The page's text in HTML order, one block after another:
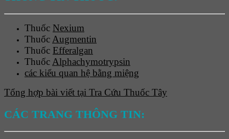
Thuốc Nexium
Thuốc Augmentin
Thuốc Efferalgan
Thuốc Alphachymotrypsin
các kiểu quan hệ bằng miệng
Tổng hợp bài viết tại Tra Cứu Thuốc Tây
CÁC TRANG THÔNG TIN: